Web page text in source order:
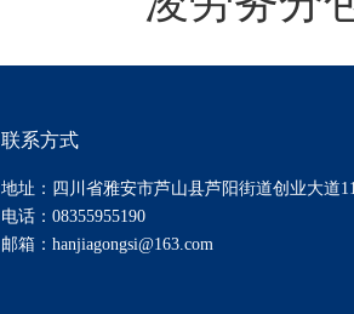
联系方式
地址：四川省雅安市芦山县芦阳街道创业大道
电话：08355955190
邮箱：hanjiagongsi@163.com